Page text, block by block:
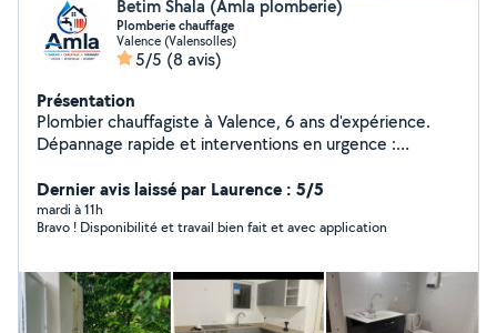
Betim Shala (Amla plomberie)
Plomberie chauffage
Valence (Valensolles)
5/5 (8 avis)
Présentation
Plombier chauffagiste à Valence, 6 ans d'expérience.
Dépannage rapide et interventions en urgence :
installations sanitaires et cuisines. Rénovation et neuf
Dernier avis laissé par Laurence : 5/5
mardi à 11h
Bravo ! Disponibilité et travail bien fait et avec application